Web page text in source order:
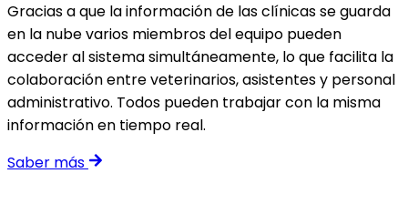
Gracias a que la información de las clínicas se guarda
en la nube varios miembros del equipo pueden
acceder al sistema simultáneamente, lo que facilita la
colaboración entre veterinarios, asistentes y personal
administrativo. Todos pueden trabajar con la misma
información en tiempo real.
Saber más